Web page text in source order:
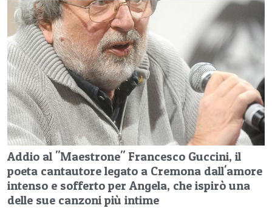
Addio al "Maestrone" Francesco Guccini, il
poeta cantautore legato a Cremona dall'amore
intenso e sofferto per Angela, che ispirò una
delle sue canzoni più intime